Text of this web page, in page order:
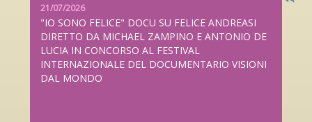
21/07/2026
"IO SONO FELICE" DOCU SU FELICE ANDREASI
DIRETTO DA MICHAEL ZAMPINO E ANTONIO DE
LUCIA IN CONCORSO AL FESTIVAL
INTERNAZIONALE DEL DOCUMENTARIO VISIONI
DAL MONDO